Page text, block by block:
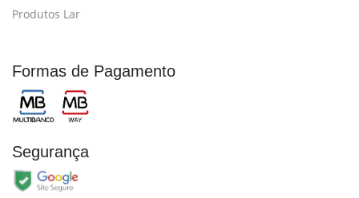
Produtos Lar
Formas de Pagamento
Segurança